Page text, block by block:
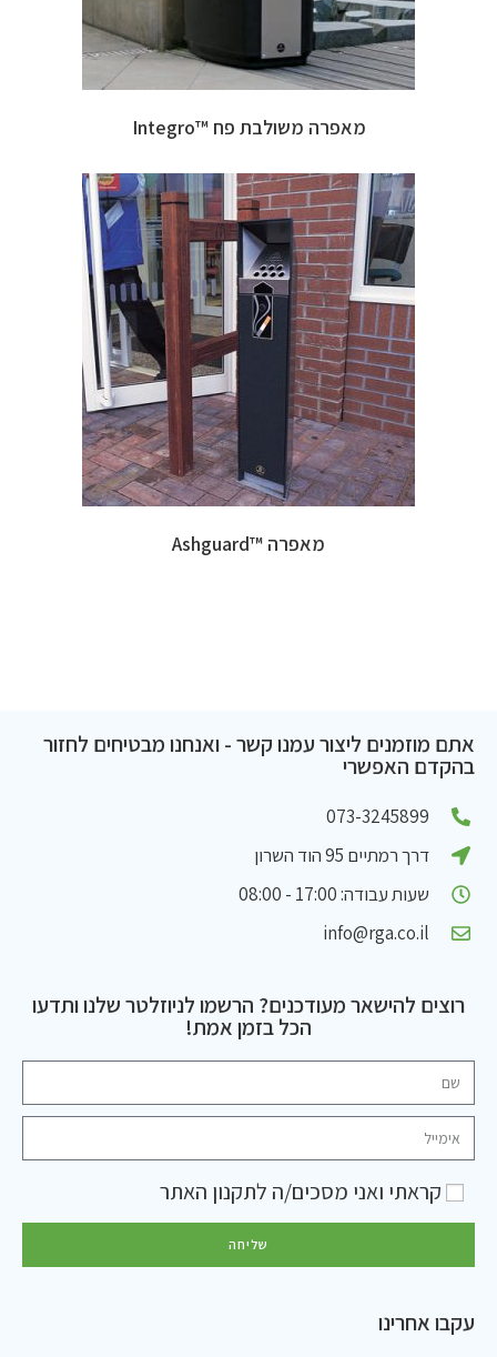
מאפרה משולבת פח ™Integro
מאפרה ™Ashguard
אתם מוזמנים ליצור עמנו קשר - ואנחנו מבטיחים לחזור
בהקדם האפשרי
073-3245899
דרך רמתיים 95 הוד השרון
שעות עבודה: 17:00 - 08:00
info@rga.co.il
רוצים להישאר מעודכנים? הרשמו לניוזלטר שלנו ותדעו
הכל בזמן אמת!
קראתי ואני מסכים/ה לתקנון האתר
שליחה
עקבו אחרינו